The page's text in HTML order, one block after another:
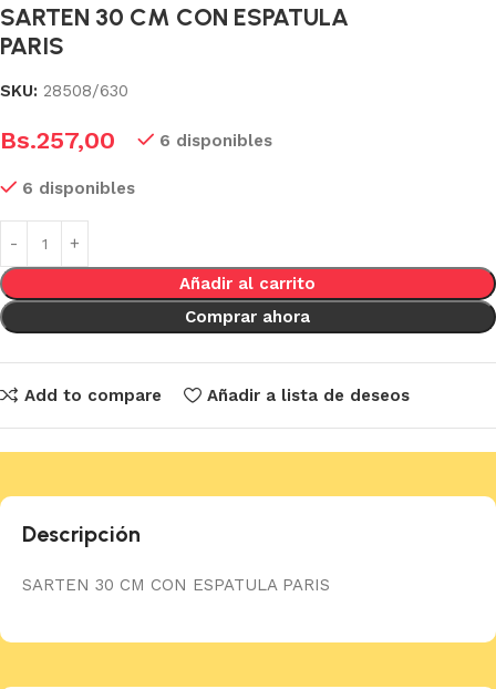
SARTEN 30 CM CON ESPATULA
PARIS
SKU: 28508/630
Bs.257,00 6 disponibles
6 disponibles
Añadir al carrito
Comprar ahora
Add to compare Añadir a lista de deseos
Descripción
SARTEN 30 CM CON ESPATULA PARIS